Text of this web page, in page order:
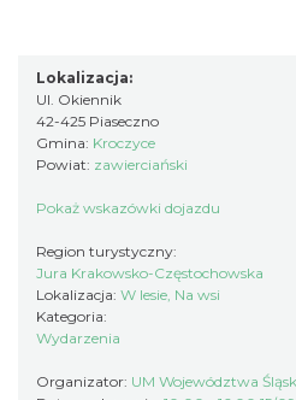
Międzynarodowy Turniej
Podzamczu 2026
Podzamcze
7.30 km
AEROPIKNIK -
Lokalizacja:
Ul. Okiennik
42-425 Piaseczno
Gmina: Kroczyce
Powiat: zawierciański
Pokaż wskazówki dojazdu
Region turystyczny:
Jura Krakowsko-Częstochowska
Lokalizacja: W lesie, Na wsi
Kategoria:
Wydarzenia
Organizator: UM Województwa